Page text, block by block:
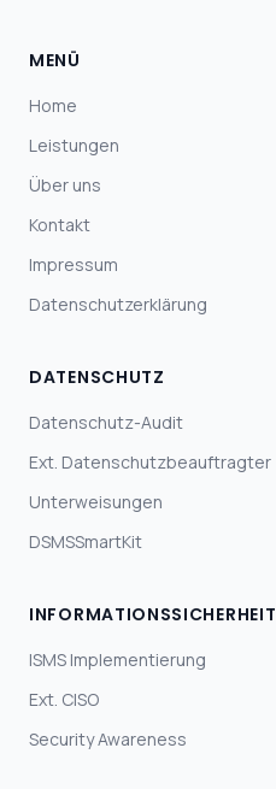
MENÜ
Home
Leistungen
Über uns
Kontakt
Impressum
Datenschutzerklärung
DATENSCHUTZ
Datenschutz-Audit
Ext. Datenschutzbeauftragter
Unterweisungen
DSMSSmartKit
INFORMATIONSSICHERHEIT
ISMS Implementierung
Ext. CISO
Security Awareness